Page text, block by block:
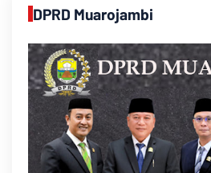
DPRD Muarojambi